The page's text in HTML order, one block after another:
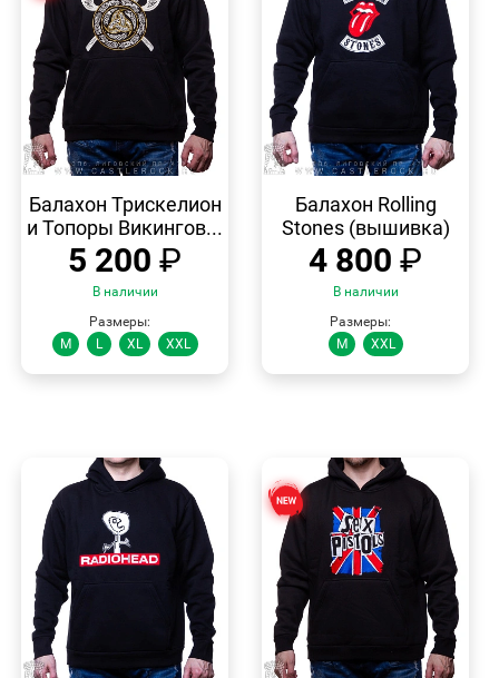
ПРОСМОТР
Балахон Трискелион
и Топоры Викингов...
5 200 ₽
В наличии
Размеры:
M
L XL XXL
ПРОСМОТР
Балахон Rolling
Stones (вышивка)
4 800 ₽
В наличии
Размеры:
M
XXL